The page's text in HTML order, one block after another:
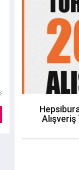
Alışveriş